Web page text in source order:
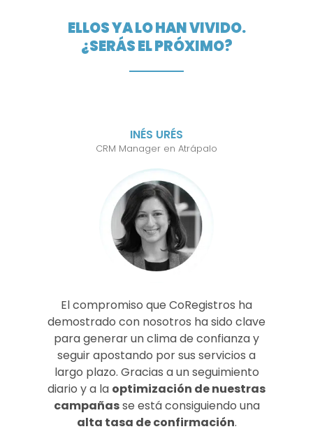
ELLOS YA LO HAN VIVIDO.
¿SERÁS EL PRÓXIMO?
INÉS URÉS
CRM Manager en Atrápalo
El compromiso que CoRegistros ha
demostrado con nosotros ha sido clave
para generar un clima de confianza y
seguir apostando por sus servicios a
largo plazo. Gracias a un seguimiento
diario y a la optimización de nuestras
campañasse está consiguiendo una
alta tasa de confirmación.